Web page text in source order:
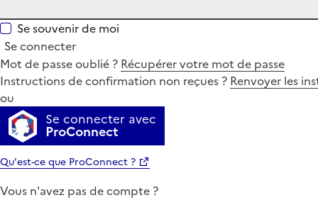
Se souvenir de moi
Se connecter
Mot de passe oublié ? Récupérer votre mot de passe
Instructions de confirmation non reçues ? Renvoyer les
ou
Se connecter avec
ProConnect
Qu'est-ce que ProConnect ?
Vous n'avez pas de compte ?